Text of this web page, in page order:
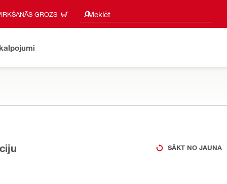
GROZS Meklēt
Meklēšanas ieteikumi
SĀKT NO JAUNA